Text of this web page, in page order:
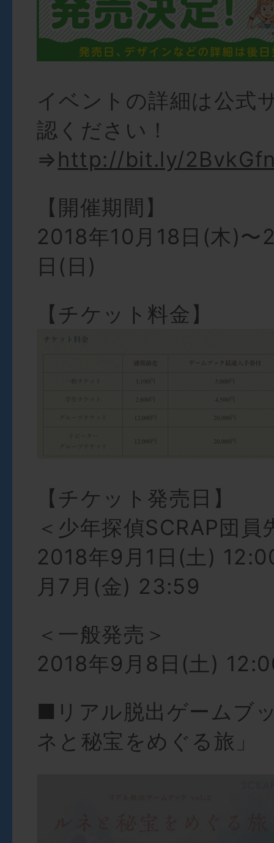
イベントの詳細は公式
認ください！
⇒http://bit.ly/
【開催期間】
2018年10月18日(木)〜
日(日)
【チケット料金】
【チケット発売日】
＜少年探偵SCRAP団員
2018年9月1日(土)
月7月(金) 23:59
＜一般発売＞
2018年9月8日(土)
■リアル脱出ゲームブ
ネと秘宝をめぐる旅」